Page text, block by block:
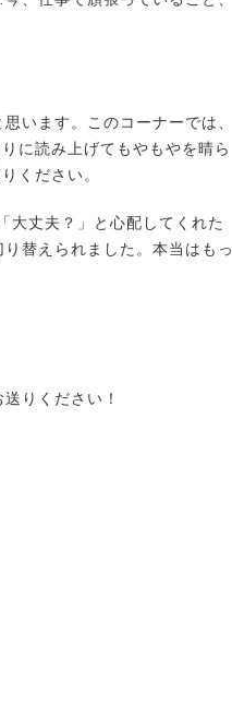
ます。このコーナーでは、
に読み上げてもやもやを晴ら
ください。
大丈夫？」と心配してくれた
替えられました。本当はもっ
りください！